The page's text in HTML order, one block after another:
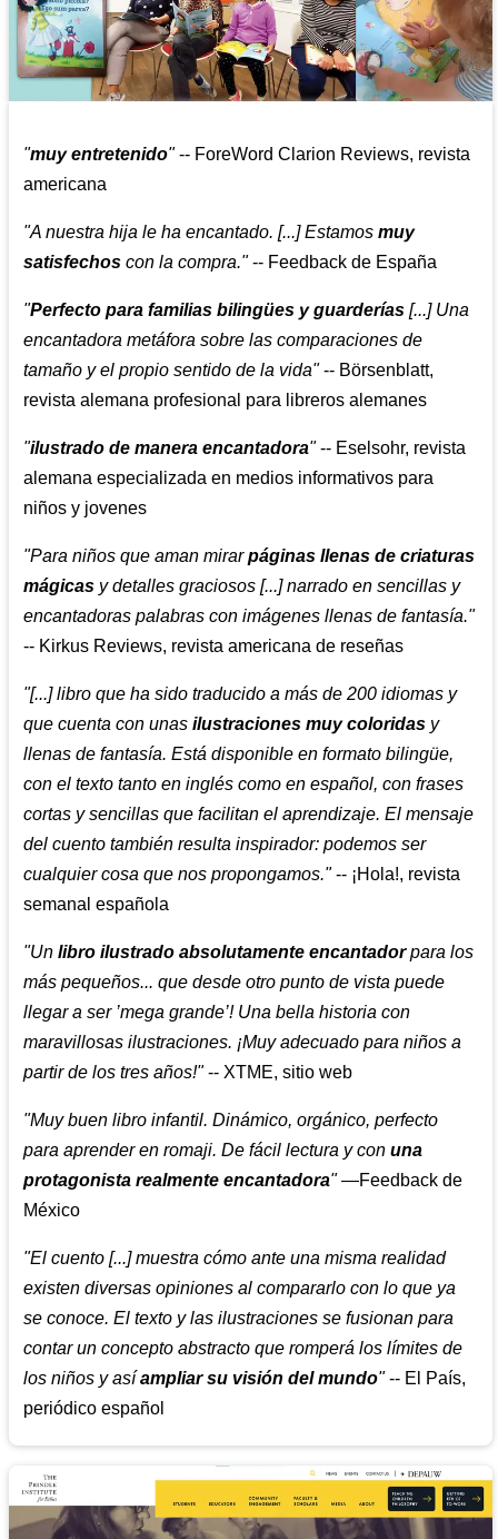
"muy entretenido"-- ForeWord Clarion Reviews, revista
americana
"A nuestra hija le ha encantado. [...] Estamosmuy
satisfechos con la compra."-- Feedback de España
"Perfecto para familias bilingües y guarderías [...] Una
encantadora metáfora sobre las comparaciones de
tamaño y el propio sentido de la vida"-- Börsenblatt,
revista alemana profesional para libreros alemanes
"ilustrado de manera encantadora"-- Eselsohr, revista
alemana especializada en medios informativos para
niños y jovenes
"Para niños que aman mirarpáginas llenas de criaturas
mágicas y detalles graciosos [...] narrado en sencillas y
encantadoras palabras con imágenes llenas de fantasía."
-- Kirkus Reviews, revista americana de reseñas
"[...] libro que ha sido traducido a más de 200 idiomas y
que cuenta con unasilustraciones muy coloridas y
llenas de fantasía. Está disponible en formato bilingüe,
con el texto tanto en inglés como en español, con frases
cortas y sencillas que facilitan el aprendizaje. El mensaje
del cuento también resulta inspirador: podemos ser
cualquier cosa que nos propongamos."-- ¡Hola!, revista
semanal española
"Unlibro ilustrado absolutamente encantadorpara los
más pequeños... que desde otro punto de vista puede
llegar a ser ’mega grande’! Una bella historia con
maravillosas ilustraciones. ¡Muy adecuado para niños a
partir de los tres años!"-- XTME, sitio web
"Muy buen libro infantil. Dinámico, orgánico, perfecto
para aprender en romaji. De fácil lectura y conuna
protagonista realmente encantadora"—Feedback de
México
"El cuento [...] muestra cómo ante una misma realidad
existen diversas opiniones al compararlo con lo que ya
se conoce. El texto y las ilustraciones se fusionan para
contar un concepto abstracto que romperá los límites de
los niños y asíampliar su visión del mundo"-- El País,
periódico español